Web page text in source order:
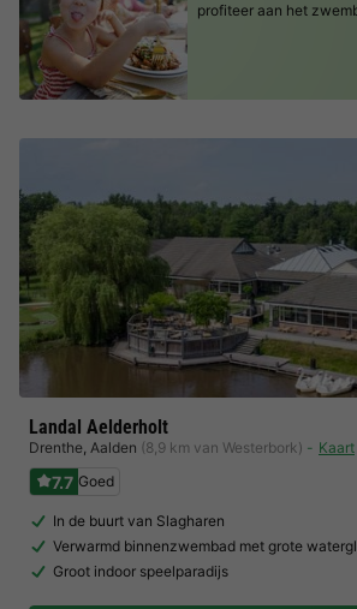
Landal Aelderholt
Drenthe, Aalden (8,9 km van Westerbork) Kaart
7.7 Goed
In de buurt van Slagharen
Verwarmd binnenzwembad met grote
Groot indoor speelparadijs
profiteer aan het